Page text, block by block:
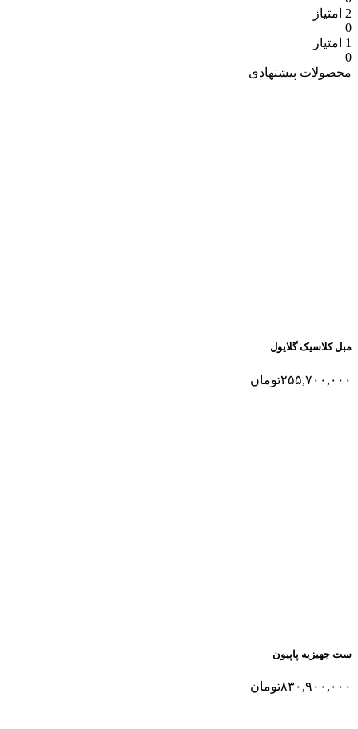
2 امتیاز
0
1 امتیاز
0
محصولات پیشنهادی
مبل کلاسیک گلایول
۲۵۵,۷۰۰,۰۰۰تومان
ست جهیزیه پاپیون
۸۳۰,۹۰۰,۰۰۰تومان